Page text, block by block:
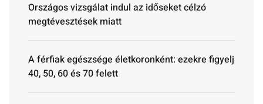
Országos vizsgálat indul az időseket célzó
megtévesztések miatt
A férfiak egészsége életkoronként: ezekre figyelj
40, 50, 60 és 70 felett